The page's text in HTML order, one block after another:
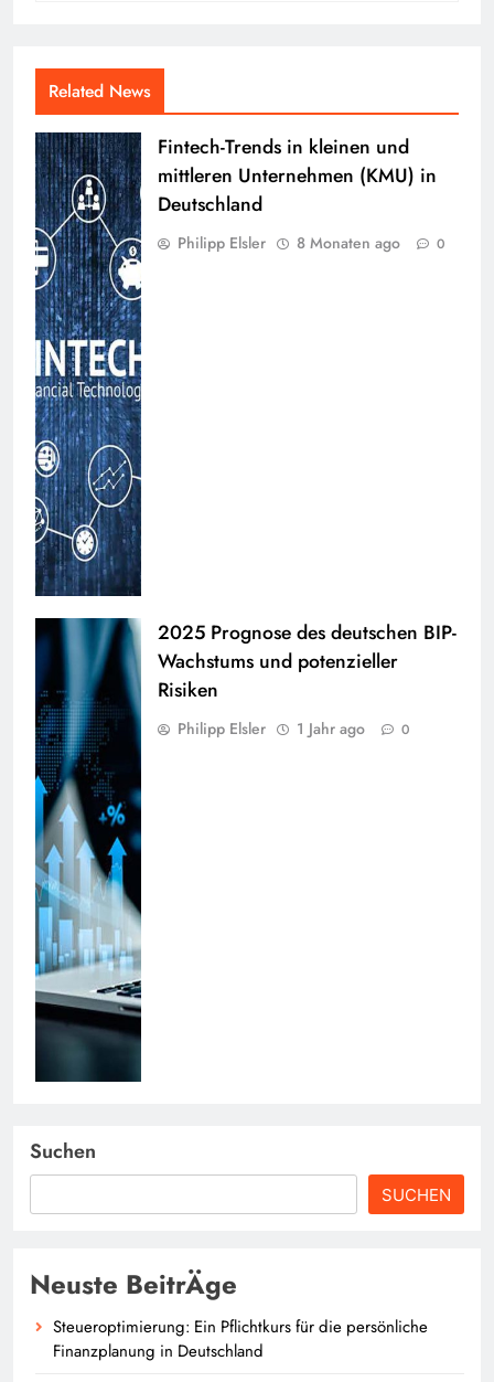
Related News
Fintech-Trends in kleinen und
mittleren Unternehmen (KMU) in
Deutschland
Philipp Elsler 8 Monaten ago 0
2025 Prognose des deutschen BIP-
Wachstums und potenzieller
Risiken
Philipp Elsler 1 Jahr ago 0
Suchen
SUCHEN
Neuste BeitrÄge
Steueroptimierung: Ein Pflichtkurs für die persönliche
Finanzplanung in Deutschland